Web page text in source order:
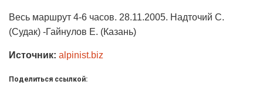
Весь маршрут 4-6 часов. 28.11.2005. Надточий С.
(Судак) -Гайнулов Е. (Казань)
Источник: alpinist.biz
Поделиться ссылкой: